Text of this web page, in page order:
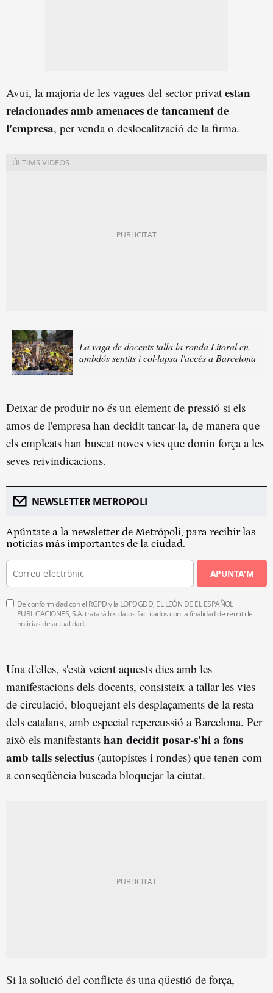
Avui, la majoria de les vagues del sector privat estan
relacionades amb amenaces de tancament de
l'empresa, per venda o deslocalització de la firma.
La vaga de docents talla la ronda Litoral en
ambdós sentits i col·lapsa l'accés a Barcelona
Deixar de produir no és un element de pressió si els
amos de l'empresa han decidit tancar-la, de manera que
els empleats han buscat noves vies que donin força a les
seves reivindicacions.
NEWSLETTER METROPOLI
Apúntate a la newsletter de Metrópoli, para recibir las
noticias más importantes de la ciudad.
APUNTA'M
De conformidad con el RGPD y la LOPDGDD, EL LEÓN DE EL ESPAÑOL
PUBLICACIONES, S.A. tratará los datos facilitados con la finalidad de remitirle
noticias de actualidad.
Una d'elles, s'està veient aquests dies amb les
manifestacions dels docents, consisteix a tallar les vies
de circulació, bloquejant els desplaçaments de la resta
dels catalans, amb especial repercussió a Barcelona. Per
això els manifestants han decidit posar-s'hi a fons
amb talls selectius (autopistes i rondes) que tenen com
a conseqüència buscada bloquejar la ciutat.
Si la solució del conflicte és una qüestió de força,